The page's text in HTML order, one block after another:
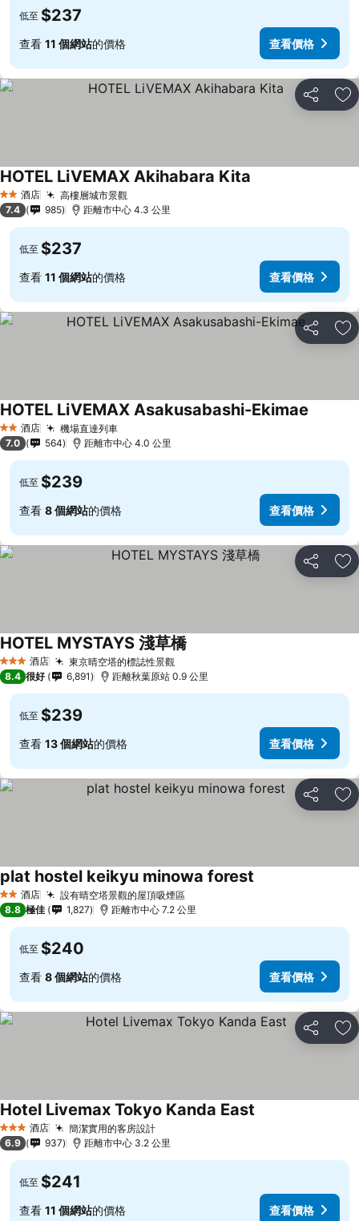
低至 $237
查看 11 個網站的價格 查看價格
分享 放
2 星級酒店 高樓層城市景觀
HOTEL LiVEMAX Akihabara Kita
7.4 985 距離市中心 4.3 公里
低至 $237
查看 11 個網站的價格 查看價格
分享 放
2 星級酒店 機場直達列車
HOTEL LiVEMAX Asakusabashi-Ekimae
7.0 564 距離市中心 4.0 公里
低至 $239
查看 8 個網站的價格 查看價格
分享 放
3 星級 酒店 東京晴空塔的標誌性景觀
HOTEL MYSTAYS 淺草橋
8.4 很好 6,891 距離秋葉原站 0.9 公里
低至 $239
查看 13 個網站的價格 查看價格
分享 放
2 星級酒店 設有晴空塔景觀的屋頂吸煙區
plat hostel keikyu minowa forest
8.8 極佳 1,827 距離市中心 7.2 公里
低至 $240
查看 8 個網站的價格 查看價格
分享 放
3 星級 酒店 簡潔實用的客房設計
Hotel Livemax Tokyo Kanda East
6.9 937 距離市中心 3.2 公里
低至 $241
查看 11 個網站的價格 查看價格